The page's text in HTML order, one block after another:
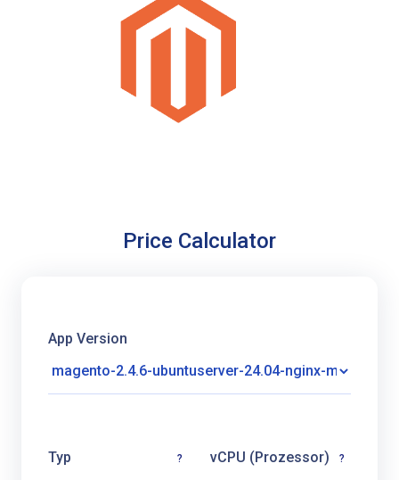
Price Calculator
App Version
Typ ? vCPU (Prozessor) ?